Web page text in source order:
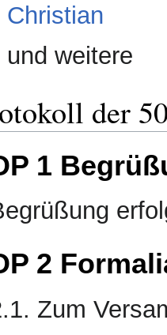
Christian
und weitere
der
1
2
Zum